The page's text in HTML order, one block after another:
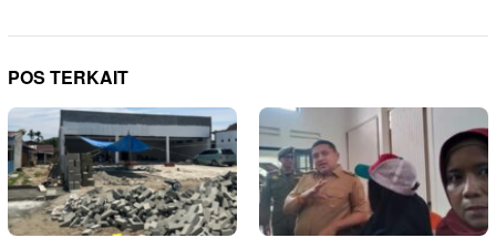
POS TERKAIT